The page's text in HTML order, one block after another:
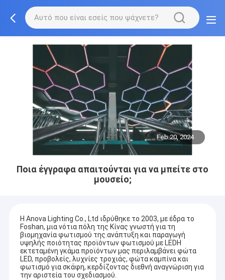
Feb 20, 2024
Ποια έγγραφα απαιτούνται για να μπείτε στο
μουσείο;
Η Anova Lighting Co., Ltd ιδρύθηκε το 2003, με έδρα το
Foshan, μια νότια πόλη της Κίνας γνωστή για τη
βιομηχανία φωτισμού της.ανάπτυξη και παραγωγή
υψηλής ποιότητας προϊόντων φωτισμού με LEDΗ
εκτεταμένη γκάμα προϊόντων μας περιλαμβάνει φώτα
LED, προβολείς, λυχνίες τροχιάς, φώτα καμπίνα και
φωτισμό για σκάφη, κερδίζοντας διεθνή αναγνώριση για
την αριστεία του σχεδιασμού.